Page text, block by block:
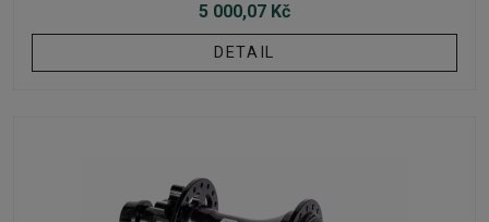
5 000,07 Kč
DETAIL